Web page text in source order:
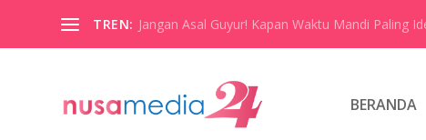
TREN: Jangan Asal Guyur! Kapan Waktu Mandi Paling
BERANDA